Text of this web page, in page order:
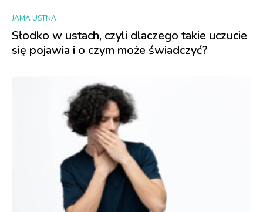
JAMA USTNA
Słodko w ustach, czyli dlaczego takie uczucie
się pojawia i o czym może świadczyć?